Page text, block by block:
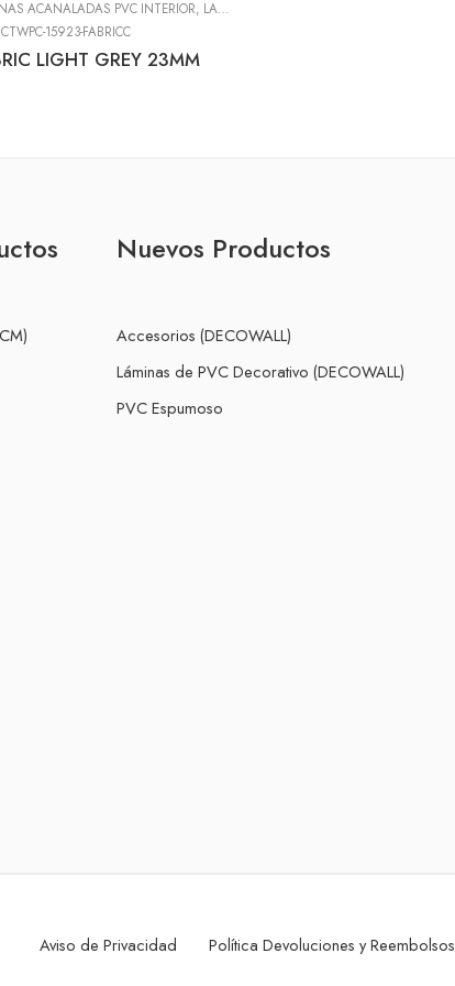
,LÁMINAS DECOWALL
ACANALADAS PVC INTERIOR, LÁMINAS DE PVC DECORATIVO (DECOWALL)
CTWPC-15923-FABRICC
LIGHT GREY 23MM
Nuevos Productos
Accesorios (DECOWALL)
Láminas de PVC Decorativo (DECOWALL)
PVC Espumoso
Aviso de Privacidad Política Devoluciones y Reembolsos